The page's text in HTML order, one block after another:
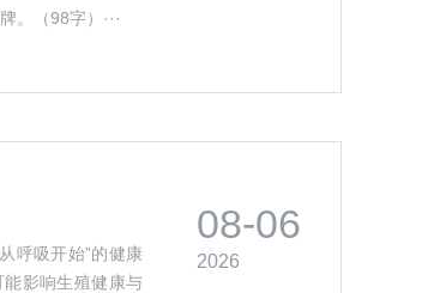
。（98字）···
08-06
2026
呼吸开始”的健康
影响生殖健康与